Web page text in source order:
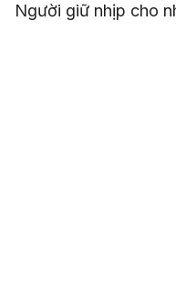
Người giữ nhịp cho